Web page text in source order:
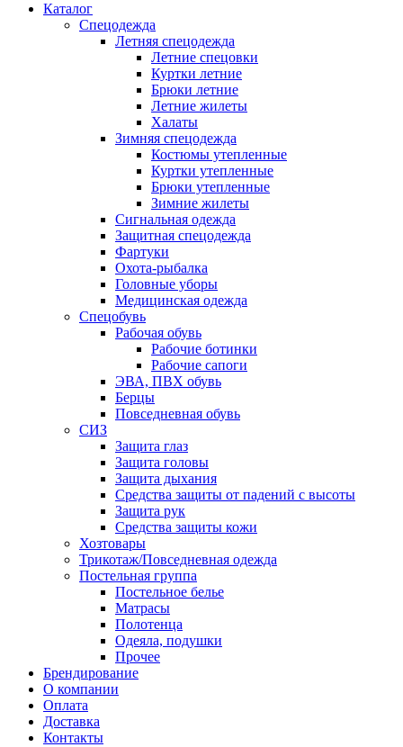
Каталог
Спецодежда
Летняя спецодежда
Летние спецовки
Куртки летние
Брюки летние
Летние жилеты
Халаты
Зимняя спецодежда
Костюмы утепленные
Куртки утепленные
Брюки утепленные
Зимние жилеты
Сигнальная одежда
Защитная спецодежда
Фартуки
Охота-рыбалка
Головные уборы
Медицинская одежда
Спецобувь
Рабочая обувь
Рабочие ботинки
Рабочие сапоги
ЭВА, ПВХ обувь
Берцы
Повседневная обувь
СИЗ
Защита глаз
Защита головы
Защита дыхания
Средства защиты от падений с высоты
Защита рук
Средства защиты кожи
Хозтовары
Трикотаж/Повседневная одежда
Постельная группа
Постельное белье
Матрасы
Полотенца
Одеяла, подушки
Прочее
Брендирование
О компании
Оплата
Доставка
Контакты